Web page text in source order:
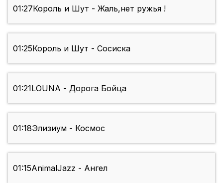
01:27Король и Шут - Жаль,нет ружья !
01:25Король и Шут - Сосиска
01:21LOUNA - Дорога Бойца
01:18Элизиум - Космос
01:15AnimalJazz - Ангел